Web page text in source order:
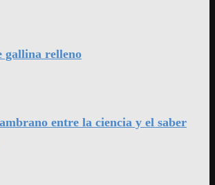
gallina relleno
entre la ciencia y el saber